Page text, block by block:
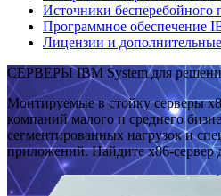
Источники
Программное обеспечение
Лицензии и
СЕРВЕРЫ IBM System для
Монтируемые в стойку серверы
компаний малого и среднего
сегментированных нагрузок и
приложений. Найдите x86-сервер